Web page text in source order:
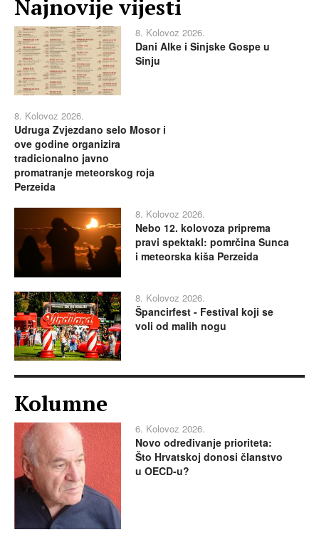
Najnovije vijesti
8. Kolovoz 2026.
Dani Alke i Sinjske Gospe u
Sinju
8. Kolovoz 2026.
Udruga Zvjezdano selo Mosor i
ove godine organizira
tradicionalno javno
promatranje meteorskog roja
Perzeida
8. Kolovoz 2026.
Nebo 12. kolovoza priprema
pravi spektakl: pomrčina Sunca
i meteorska kiša Perzeida
8. Kolovoz 2026.
Špancirfest - Festival koji se
voli od malih nogu
Kolumne
6. Kolovoz 2026.
Novo određivanje prioriteta:
Što Hrvatskoj donosi članstvo
u OECD-u?